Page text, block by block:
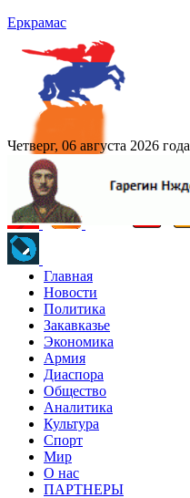
Еркрамас
Четверг, 06 августа 2026 года
Главная
Новости
Политика
Закавказье
Экономика
Армия
Диаспора
Общество
Аналитика
Культура
Спорт
Мир
О нас
ПАРТНЕРЫ